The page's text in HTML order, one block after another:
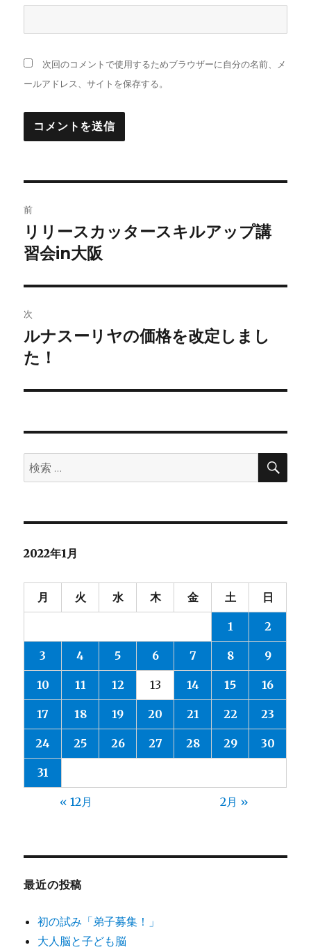
次回のコメントで使用するためブラウザーに自分の名前、メ
ールアドレス、サイトを保存する。
稿
ナ
ビ
ゲ
ー
シ
ン
前
前
の
稿:
リリースカッタースキルアップ講
習会in大阪
次
次
の
稿:
ルナスーリヤの価格を改定しまし
た！
検
索:
検
2022年1月
月 火 水 木 金 土 日
1 2
3 4 5 6 7 8 9
10 11 12 13 14 15 16
17 18 19 20 21 22 23
24 25 26 27 28 29 30
31
« 12月 2月 »
最近の投稿
初の試み「弟子募集！」
大人脳と子ども脳